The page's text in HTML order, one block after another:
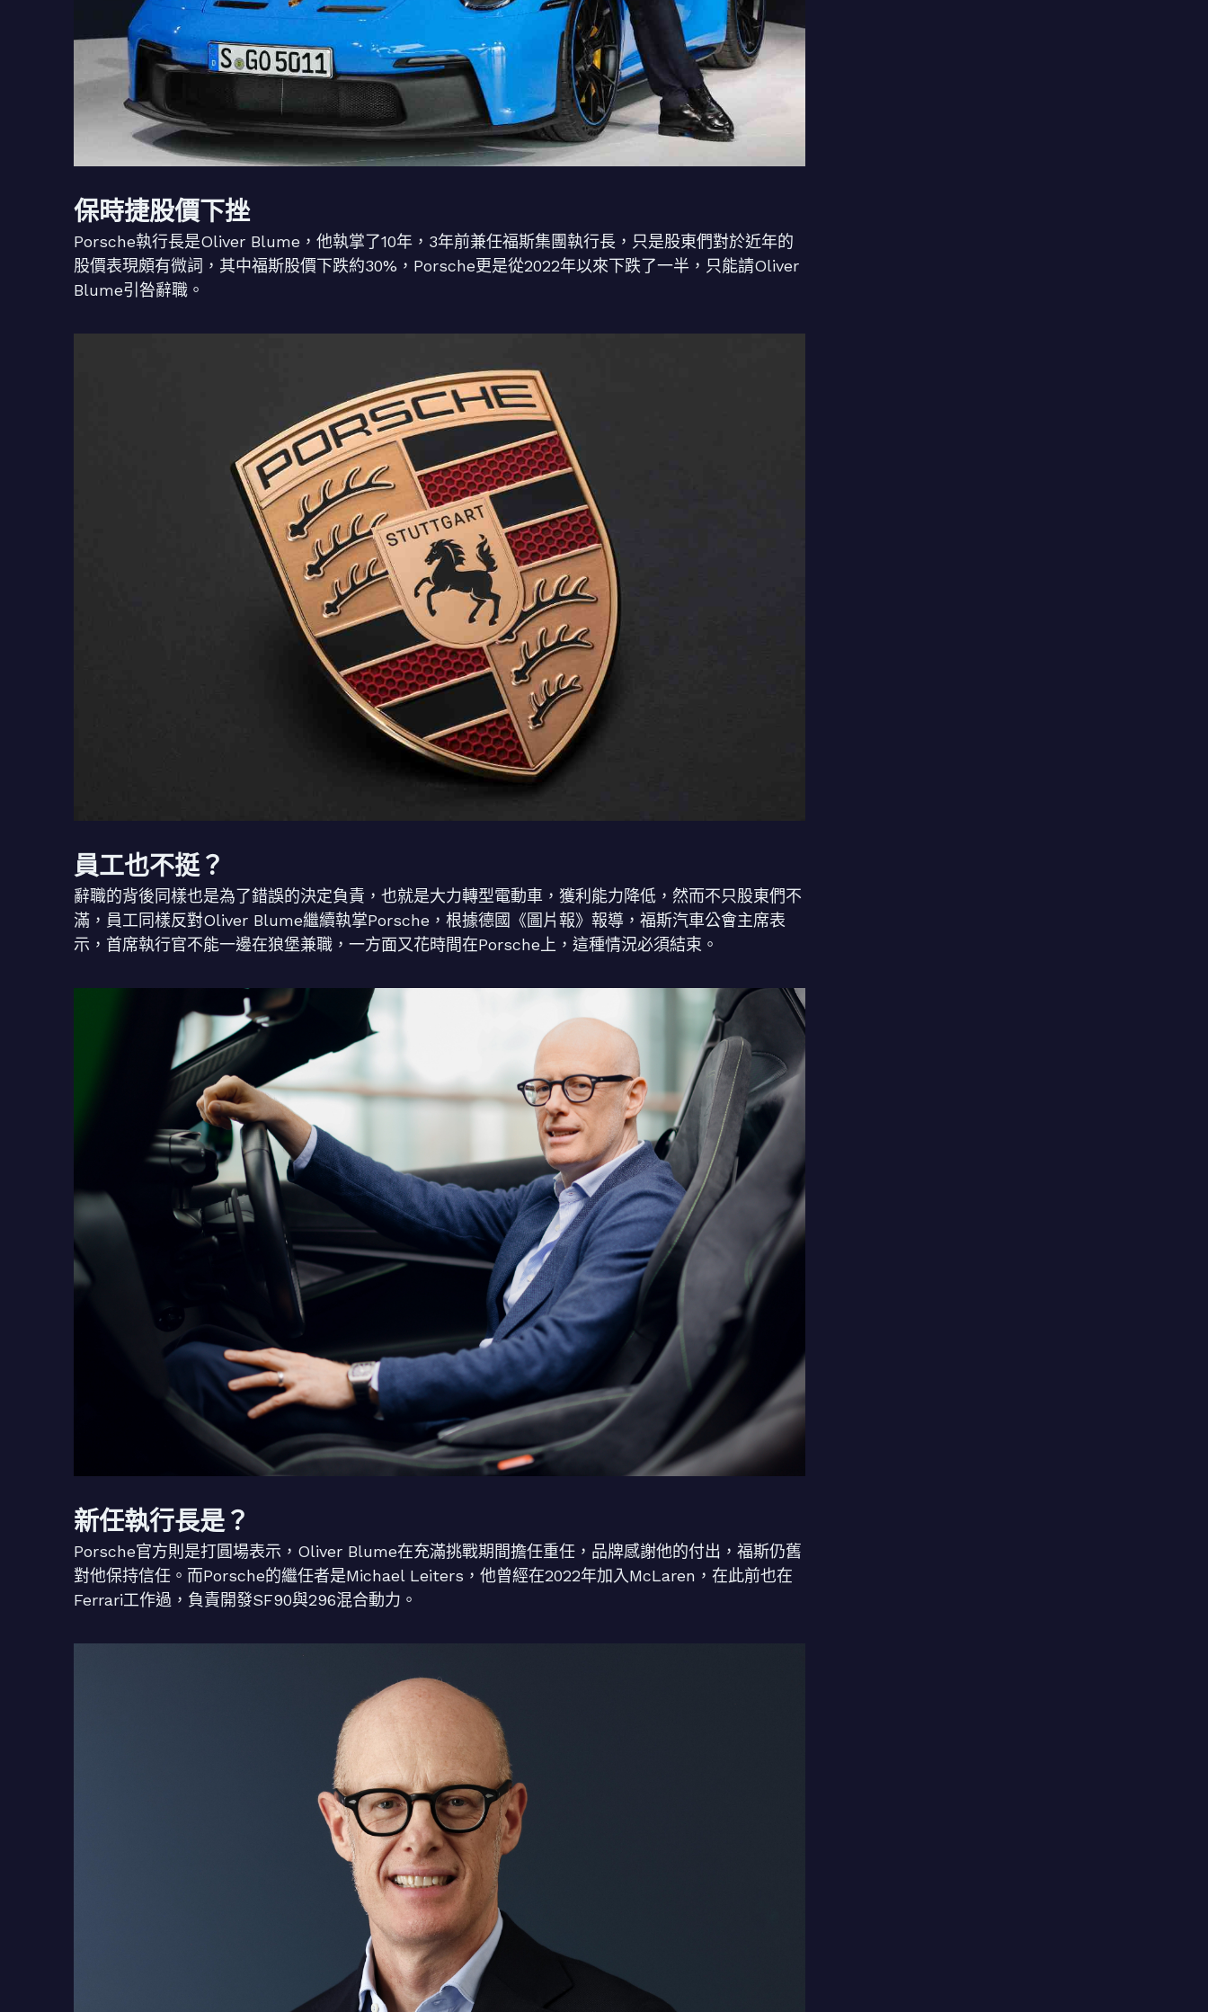
保時捷股價下挫
Porsche執行長是Oliver Blume，他執掌了10年，3年前兼任福斯集團執行長，只是股東們對於近年的
股價表現頗有微詞，其中福斯股價下跌約30%，Porsche更是從2022年以來下跌了一半，只能請Oliver
Blume引咎辭職。
員工也不挺？
辭職的背後同樣也是為了錯誤的決定負責，也就是大力轉型電動車，獲利能力降低，然而不只股東們不
滿，員工同樣反對Oliver Blume繼續執掌Porsche，根據德國《圖片報》報導，福斯汽車公會主席表
示，首席執行官不能一邊在狼堡兼職，一方面又花時間在Porsche上，這種情況必須結束。
新任執行長是？
Porsche官方則是打圓場表示，Oliver Blume在充滿挑戰期間擔任重任，品牌感謝他的付出，福斯仍舊
對他保持信任。而Porsche的繼任者是Michael Leiters，他曾經在2022年加入McLaren，在此前也在
Ferrari工作過，負責開發SF90與296混合動力。